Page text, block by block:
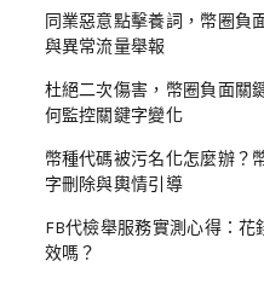
同業惡意點擊養詞，幣圈負
與異常流量舉報
杜絕二次傷害，幣圈負面關
何監控關鍵字變化
幣種代碼被污名化怎麼辦？
字刪除與輿情引導
FB代檢舉服務實測心得：花
效嗎？